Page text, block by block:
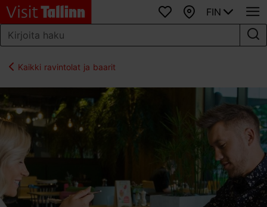
SuosikitKartta
FIN
Kaikki ravintolat ja baarit